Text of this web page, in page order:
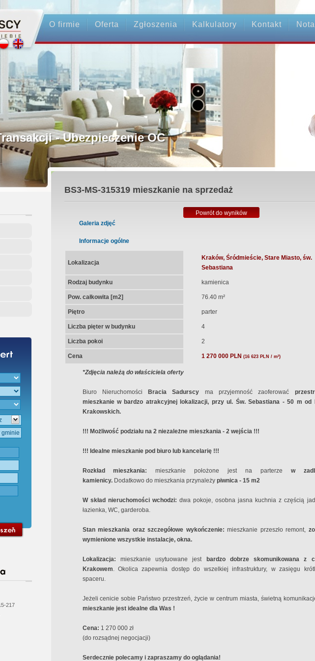
O firmie Oferta Zgłoszenia Kalkulatory Kontakt
Transakcji - Ubezpieczenie OC
Pośrednicy
Zadatku
Umowa Notarialna
217
BS3-MS-315319mieszkanie na sprzedaż
Powrót do wyników
Galeria zdjęć
Informacje ogólne
Lokalizacja
Kraków, Śródmieście, Stare Miasto, św.
Sebastiana
Rodzaj budynku kamienica
Pow. całkowita [m2] 76.40 m²
Piętro parter
Liczba pięter w budynku 4
Liczba pokoi 2
Cena 1 270 000 PLN (16 623 PLN / m²)
*Zdjęcia należą do właściciela oferty
Biuro Nieruchomości Bracia Sadurscy ma przyjemność zaoferować
mieszkanie w bardzo atrakcyjnej lokalizacji, przy ul. Św. Sebastiana - 50 m od
Krakowskich.
!!! Możliwość podziału na 2 niezależne mieszkania - 2 wejścia !!!
!!! Idealne mieszkanie pod biuro lub kancelarię !!!
Rozkład mieszkania: mieszkanie położone jest na parterze
w
kamienicy. Dodatkowo do mieszkania przynależypiwnica - 15 m2
W skład nieruchomości wchodzi: dwa pokoje, osobna jasna kuchnia z częścią
łazienka, WC, garderoba.
Stan mieszkania oraz szczegółowe wykończenie: mieszkanie przeszło remont,
wymienione wszystkie instalacje, okna.
Lokalizacja: mieszkanie usytuowane jest
bardzo dobrze skomunikowana z
Krakowem. Okolica zapewnia dostęp do wszelkiej infrastruktury, w zasięgu
spaceru.
Jeżeli cenicie sobie Państwo przestrzeń, życie w centrum miasta, świetną
mieszkanie jest idealne dla Was !
Cena: 1 270 000 zł
(do rozsądnej negocjacji)
Serdecznie polecamy i zapraszamy do oglądania!